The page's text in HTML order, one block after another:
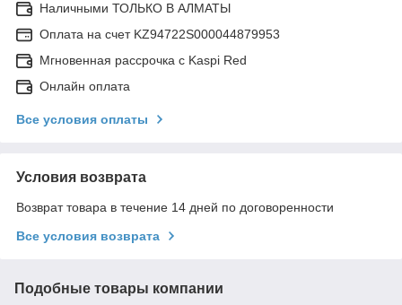
Наличными ТОЛЬКО В АЛМАТЫ
Оплата на счет KZ94722S000044879953
Мгновенная рассрочка с Kaspi Red
Онлайн оплата
Все условия оплаты
Условия возврата
Возврат товара в течение 14 дней по договоренности
Все условия возврата
Подобные товары компании